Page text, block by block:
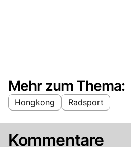
Mehr zum Thema:
Hongkong Radsport
Kommentare